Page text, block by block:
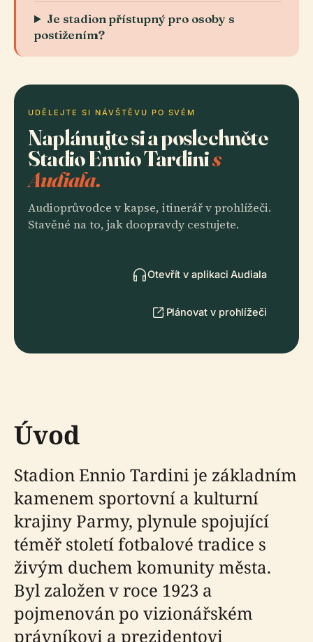
Je stadion přístupný pro osoby s
postižením?
UDĚLEJTE SI NÁVŠTĚVU PO SVÉM
Naplánujte si a poslechněte
Stadio Ennio Tardinis
Audiala.
Audioprůvodce v kapse, itinerář v prohlížeči.
Stavěné na to, jak doopravdy cestujete.
Otevřít v aplikaci Audiala
Plánovat v prohlížeči
Úvod
Stadion Ennio Tardini je základním
kamenem sportovní a kulturní
krajiny Parmy, plynule spojující
téměř století fotbalové tradice s
živým duchem komunity města.
Byl založen v roce 1923 a
pojmenován po vizionářském
právníkovi a prezidentovi